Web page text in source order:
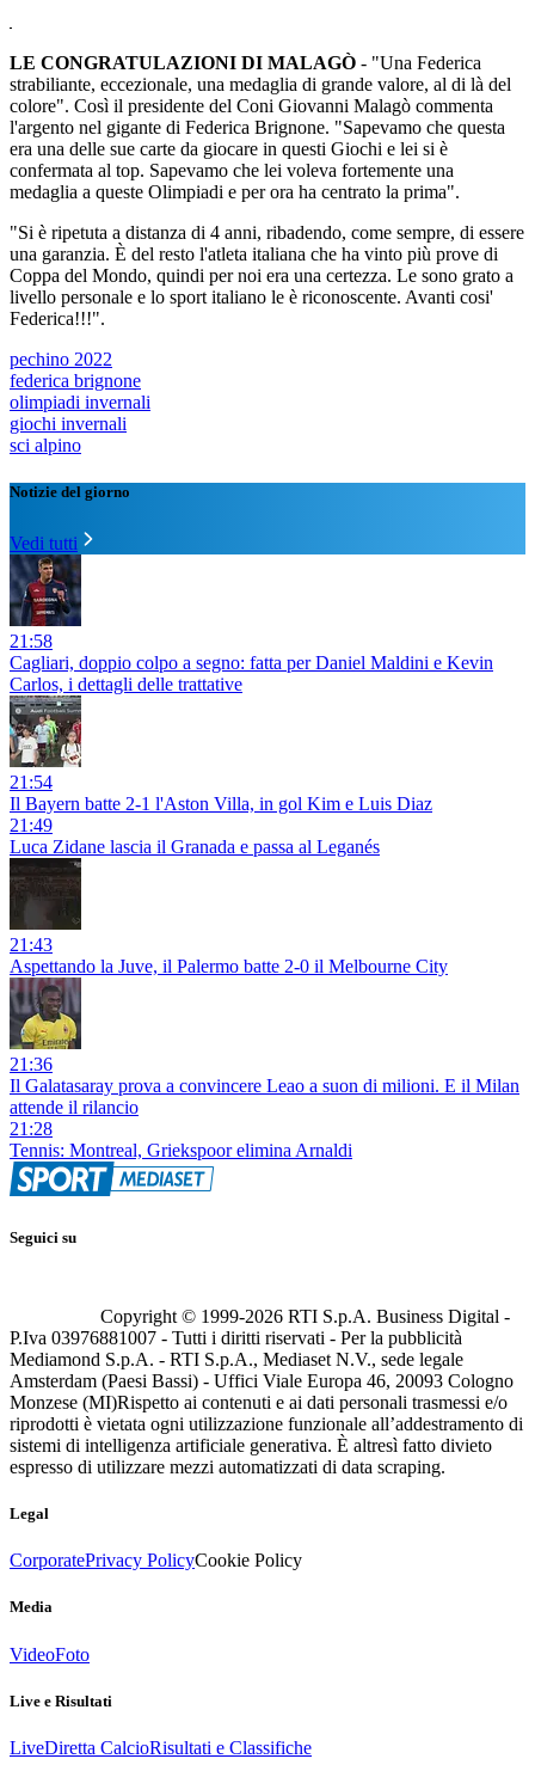
LE CONGRATULAZIONI DI MALAGÒ - "Una Federica
strabiliante, eccezionale, una medaglia di grande valore, al di là del
colore". Così il presidente del Coni Giovanni Malagò commenta
l'argento nel gigante di Federica Brignone. "Sapevamo che questa
era una delle sue carte da giocare in questi Giochi e lei si è
confermata al top. Sapevamo che lei voleva fortemente una
medaglia a queste Olimpiadi e per ora ha centrato la prima".
"Si è ripetuta a distanza di 4 anni, ribadendo, come sempre, di essere
una garanzia. È del resto l'atleta italiana che ha vinto più prove di
Coppa del Mondo, quindi per noi era una certezza. Le sono grato a
livello personale e lo sport italiano le è riconoscente. Avanti cosi'
Federica!!!".
pechino 2022
federica brignone
olimpiadi invernali
giochi invernali
sci alpino
Notizie del giorno
Vedi tutti
21:58
Cagliari, doppio colpo a segno: fatta per Daniel Maldini e Kevin
Carlos, i dettagli delle trattative
21:54
Il Bayern batte 2-1 l'Aston Villa, in gol Kim e Luis Diaz
21:49
Luca Zidane lascia il Granada e passa al Leganés
21:43
Aspettando la Juve, il Palermo batte 2-0 il Melbourne City
21:36
Il Galatasaray prova a convincere Leao a suon di milioni. E il Milan
attende il rilancio
21:28
Tennis: Montreal, Griekspoor elimina Arnaldi
Seguici su
Copyright © 1999-2026 RTI S.p.A. Business Digital -
P.Iva 03976881007 - Tutti i diritti riservati - Per la pubblicità
Mediamond S.p.A. - RTI S.p.A., Mediaset N.V., sede legale
Amsterdam (Paesi Bassi) - Uffici Viale Europa 46, 20093 Cologno
Monzese (MI)Rispetto ai contenuti e ai dati personali trasmessi e/o
riprodotti è vietata ogni utilizzazione funzionale all’addestramento di
sistemi di intelligenza artificiale generativa. È altresì fatto divieto
espresso di utilizzare mezzi automatizzati di data scraping.
Legal
CorporatePrivacy PolicyCookie Policy
Media
VideoFoto
Live e Risultati
LiveDiretta CalcioRisultati e Classifiche